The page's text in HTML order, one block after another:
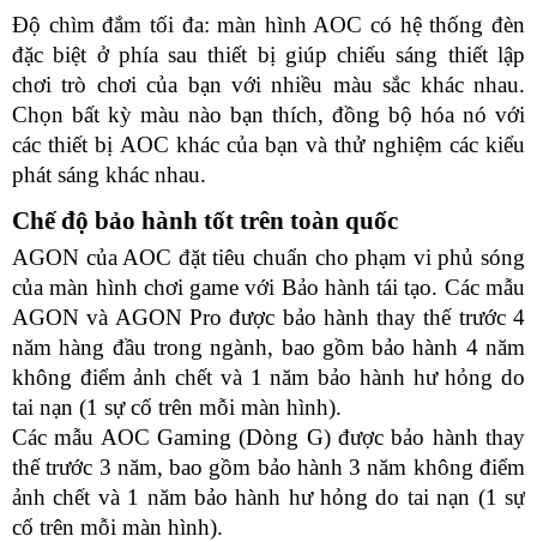
Độ chìm đắm tối đa: màn hình AOC có hệ thống đèn
đặc biệt ở phía sau thiết bị giúp chiếu sáng thiết lập
chơi trò chơi của bạn với nhiều màu sắc khác nhau.
Chọn bất kỳ màu nào bạn thích, đồng bộ hóa nó với
các thiết bị AOC khác của bạn và thử nghiệm các kiểu
phát sáng khác nhau.
Chế độ bảo hành tốt trên toàn quốc
AGON của AOC đặt tiêu chuẩn cho phạm vi phủ sóng
của màn hình chơi game với Bảo hành tái tạo. Các mẫu
AGON và AGON Pro được bảo hành thay thế trước 4
năm hàng đầu trong ngành, bao gồm bảo hành 4 năm
không điểm ảnh chết và 1 năm bảo hành hư hỏng do
tai nạn (1 sự cố trên mỗi màn hình).
Các mẫu AOC Gaming (Dòng G) được bảo hành thay
thế trước 3 năm, bao gồm bảo hành 3 năm không điểm
ảnh chết và 1 năm bảo hành hư hỏng do tai nạn (1 sự
cố trên mỗi màn hình).